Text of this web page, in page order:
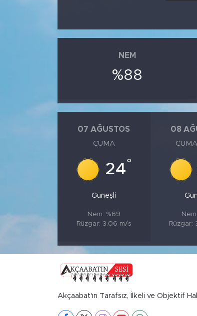
NEM
%88
07 AĞUSTOS
CUMA
24°
Güneşli
Nem: %69
Rüzgar: 3.06 m/s
08
Rüzgar:
Akçaabat'ın Tarafsız, İlkeli ve Objektif